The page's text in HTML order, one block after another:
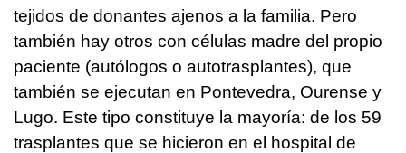
tejidos de donantes ajenos a la familia. Pero
también hay otros con células madre del propio
paciente (autólogos o autotrasplantes), que
también se ejecutan en Pontevedra, Ourense y
Lugo. Este tipo constituye la mayoría: de los 59
trasplantes que se hicieron en el hospital de